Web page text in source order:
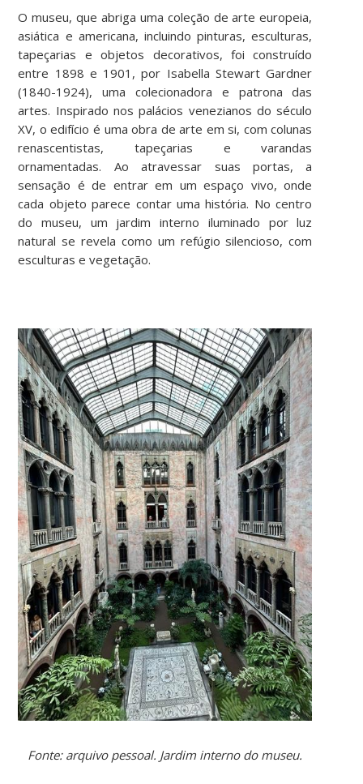
O museu, que abriga uma coleção de arte europeia,
asiática e americana, incluindo pinturas, esculturas,
tapeçarias e objetos decorativos, foi construído
entre 1898 e 1901, por Isabella Stewart Gardner
(1840-1924), uma colecionadora e patrona das
artes. Inspirado nos palácios venezianos do século
XV, o edifício é uma obra de arte em si, com colunas
renascentistas, tapeçarias e varandas
ornamentadas. Ao atravessar suas portas, a
sensação é de entrar em um espaço vivo, onde
cada objeto parece contar uma história. No centro
do museu, um jardim interno iluminado por luz
natural se revela como um refúgio silencioso, com
esculturas e vegetação.
Fonte: arquivo pessoal. Jardim interno do museu.